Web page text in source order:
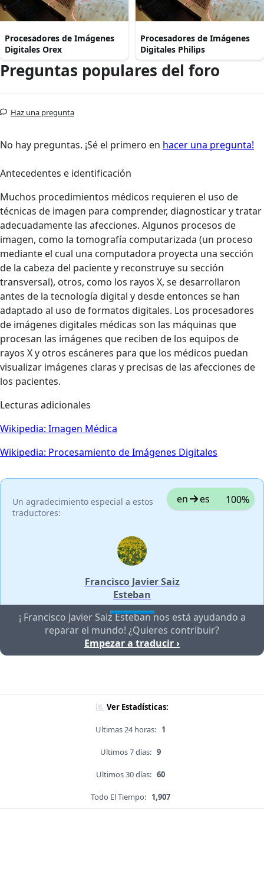
Procesadores de Imágenes
Digitales Orex
Procesadores de Imágenes
Digitales Philips
Preguntas populares del foro
Haz una pregunta
No hay preguntas. ¡Sé el primero en hacer una pregunta!
Antecedentes e identificación
Muchos procedimientos médicos requieren el uso de
técnicas de imagen para comprender, diagnosticar y tratar
adecuadamente las afecciones. Algunos procesos de
imagen, como la tomografía computarizada (un proceso
mediante el cual una computadora proyecta una sección
de la cabeza del paciente y reconstruye su sección
transversal), otros, como los rayos X, se desarrollaron
antes de la tecnología digital y desde entonces se han
adaptado al uso de formatos digitales. Los procesadores
de imágenes digitales médicas son las máquinas que
procesan las imágenes que reciben de los equipos de
rayos X y otros escáneres para que los médicos puedan
visualizar imágenes claras y precisas de las afecciones de
los pacientes.
Lecturas adicionales
Wikipedia: Imagen Médica
Wikipedia: Procesamiento de Imágenes Digitales
Un agradecimiento especial a estos
traductores:
en es 100%
Francisco Javier Saiz
Esteban
¡ Francisco Javier Saiz Esteban nos está ayudando a
reparar el mundo! ¿Quieres contribuir?
Empezar a traducir ›
Ver Estadísticas:
Ultimas 24 horas: 1
Ultimos 7 días: 9
Ultimos 30 días: 60
Todo El Tiempo: 1,907